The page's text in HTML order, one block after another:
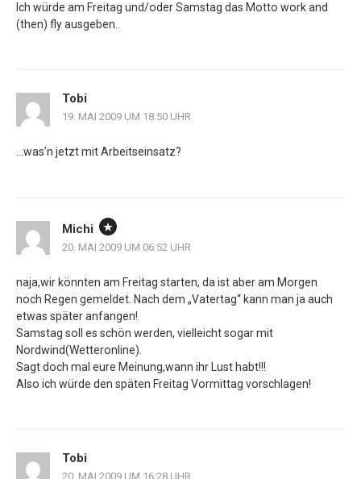
Ich würde am Freitag und/oder Samstag das Motto work and
(then) fly ausgeben..
Tobi
19. MAI 2009 UM 18:50 UHR
…was’n jetzt mit Arbeitseinsatz?
Michi
20. MAI 2009 UM 06:52 UHR
naja,wir könnten am Freitag starten, da ist aber am Morgen
noch Regen gemeldet. Nach dem „Vatertag“ kann man ja auch
etwas später anfangen!
Samstag soll es schön werden, vielleicht sogar mit
Nordwind(Wetteronline).
Sagt doch mal eure Meinung,wann ihr Lust habt!!!
Also ich würde den späten Freitag Vormittag vorschlagen!
Tobi
20. MAI 2009 UM 16:28 UHR